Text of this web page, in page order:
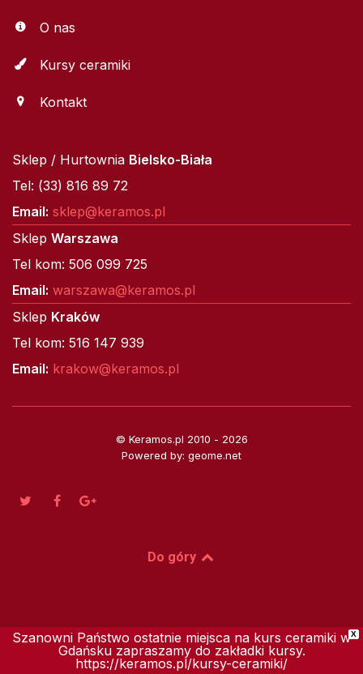
O nas
Kursy ceramiki
Kontakt
Sklep / Hurtownia Bielsko-Biała
Tel: (33) 816 89 72
Email: sklep@keramos.pl
Sklep Warszawa
Tel kom: 506 099 725
Email: warszawa@keramos.pl
Sklep Kraków
Tel kom: 516 147 939
Email: krakow@keramos.pl
© Keramos.pl 2010 - 2026
Powered by: geome.net
Do góry
X
Szanowni Państwo ostatnie miejsca na kurs ceramiki w
Gdańsku zapraszamy do zakładki kursy.
https://keramos.pl/kursy-ceramiki/